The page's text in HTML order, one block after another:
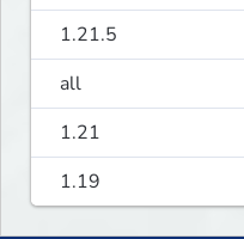
1.21.5
all
1.21
1.19